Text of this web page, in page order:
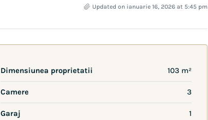
Updated on ianuarie 16, 2026 at 5:45 pm
Dimensiunea proprietatii 103 m²
Camere 3
Garaj 1